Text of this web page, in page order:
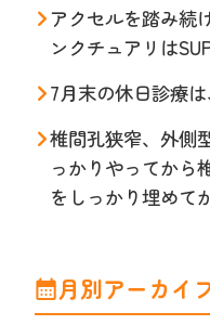
アクセルを踏み
ンクチュアリは
7月末の休日診療
椎間孔狭窄、外側
っかりやってから
をしっかり埋めて
月別アーカイ